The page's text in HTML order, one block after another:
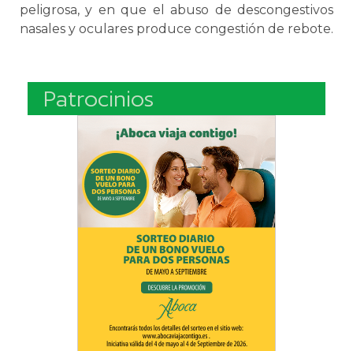
peligrosa, y en que el abuso de descongestivos
nasales y oculares produce congestión de rebote.
Patrocinios